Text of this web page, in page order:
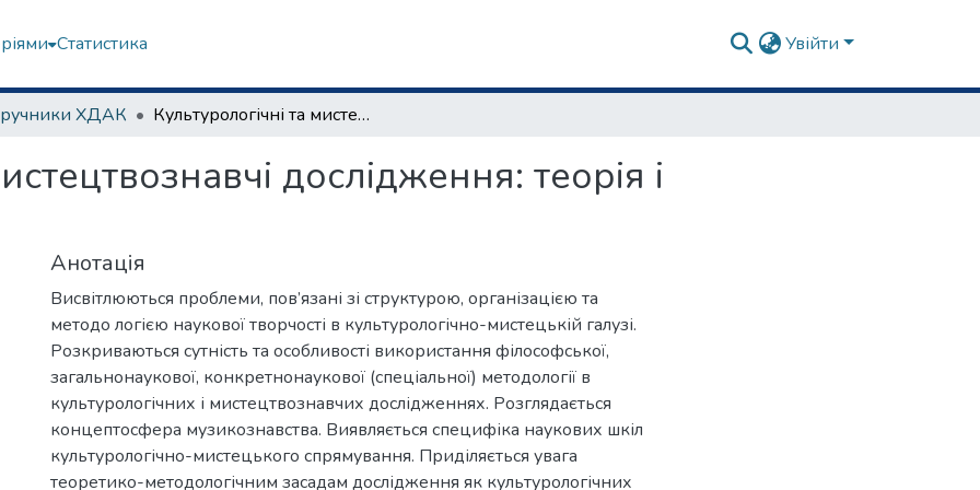
Статистика Увійти
ХДАК Культурологічні та мистецтвознавчі дослідження: теорія і методологія
дослідження: теорія і
Анотація
Висвітлюються проблеми, пов’язані зі структурою, організацією та
методо логією наукової творчості в культурологічно-мистецькій галузі.
Розкриваються сутність та особливості використання філософської,
загальнонаукової, конкретнонаукової (спеціальної) методології в
культурологічних і мистецтвознавчих дослідженнях. Розглядається
концептосфера музикознавства. Виявляється специфіка наукових шкіл
культурологічно-мистецького спрямування. Приділяється увага
теоретико-методологічним засадам дослідження як культурологічних